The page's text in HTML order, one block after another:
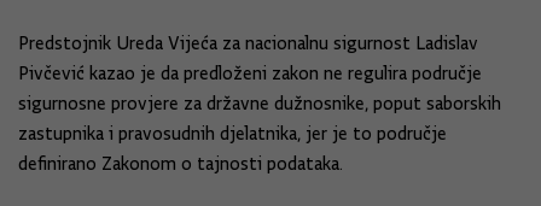
Predstojnik Ureda Vijeća za nacionalnu sigurnost Ladislav
Pivčević kazao je da predloženi zakon ne regulira područje
sigurnosne provjere za državne dužnosnike, poput saborskih
zastupnika i pravosudnih djelatnika, jer je to područje
definirano Zakonom o tajnosti podataka.